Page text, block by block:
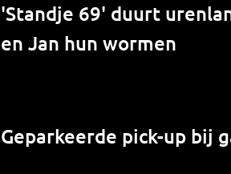
'Standje 69' duurt
en Jan hun wormen
Geparkeerde pick-up bij